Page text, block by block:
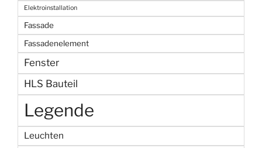
Elektroinstallation
Fassade
Fassadenelement
Fenster
HLS Bauteil
Legende
Leuchten